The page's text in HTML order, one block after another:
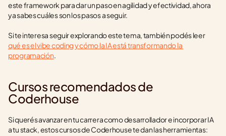
este framework para dar un paso en agilidad y efectividad, ahora
ya sabes cuáles son los pasos a seguir.
Si te interesa seguir explorando este tema, también podés leer
qué es el vibe coding y cómo la IA está transformando la
programación.
Cursos recomendados de
Coderhouse
Si querés avanzar en tu carrera como desarrollador e incorporar IA
a tu stack, estos cursos de Coderhouse te dan las herramientas: